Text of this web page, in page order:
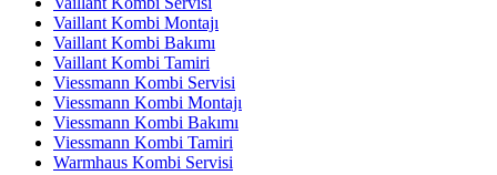
Vaillant Kombi Montajı
Vaillant Kombi Bakımı
Vaillant Kombi Tamiri
Viessmann Kombi Servisi
Viessmann Kombi Montajı
Viessmann Kombi Bakımı
Viessmann Kombi Tamiri
Warmhaus Kombi Servisi